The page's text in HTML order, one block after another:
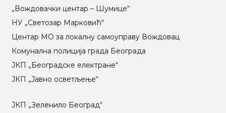
„Вождовачки центар – Шумице“
НУ „Светозар Марковић“
Центар МO за локалну самоуправу Вождовац
Комунална полиција града Београда
ЈКП „Београдске електране“
ЈКП „Јавно осветљење“
ЈКП „Зеленило Београд“